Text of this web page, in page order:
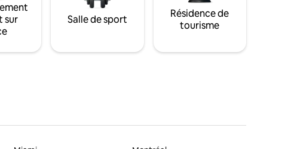
sur
Salle de sport
Résidence de
tourisme